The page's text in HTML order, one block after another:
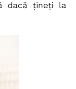
dacă ţineţi la